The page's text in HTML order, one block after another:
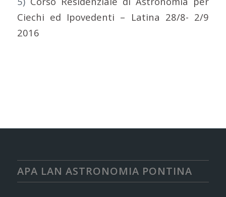
Ciechi ed Ipovedenti – Latina 28/8- 2/9
2016
APA LAN ASTRONOMIA PONTINA